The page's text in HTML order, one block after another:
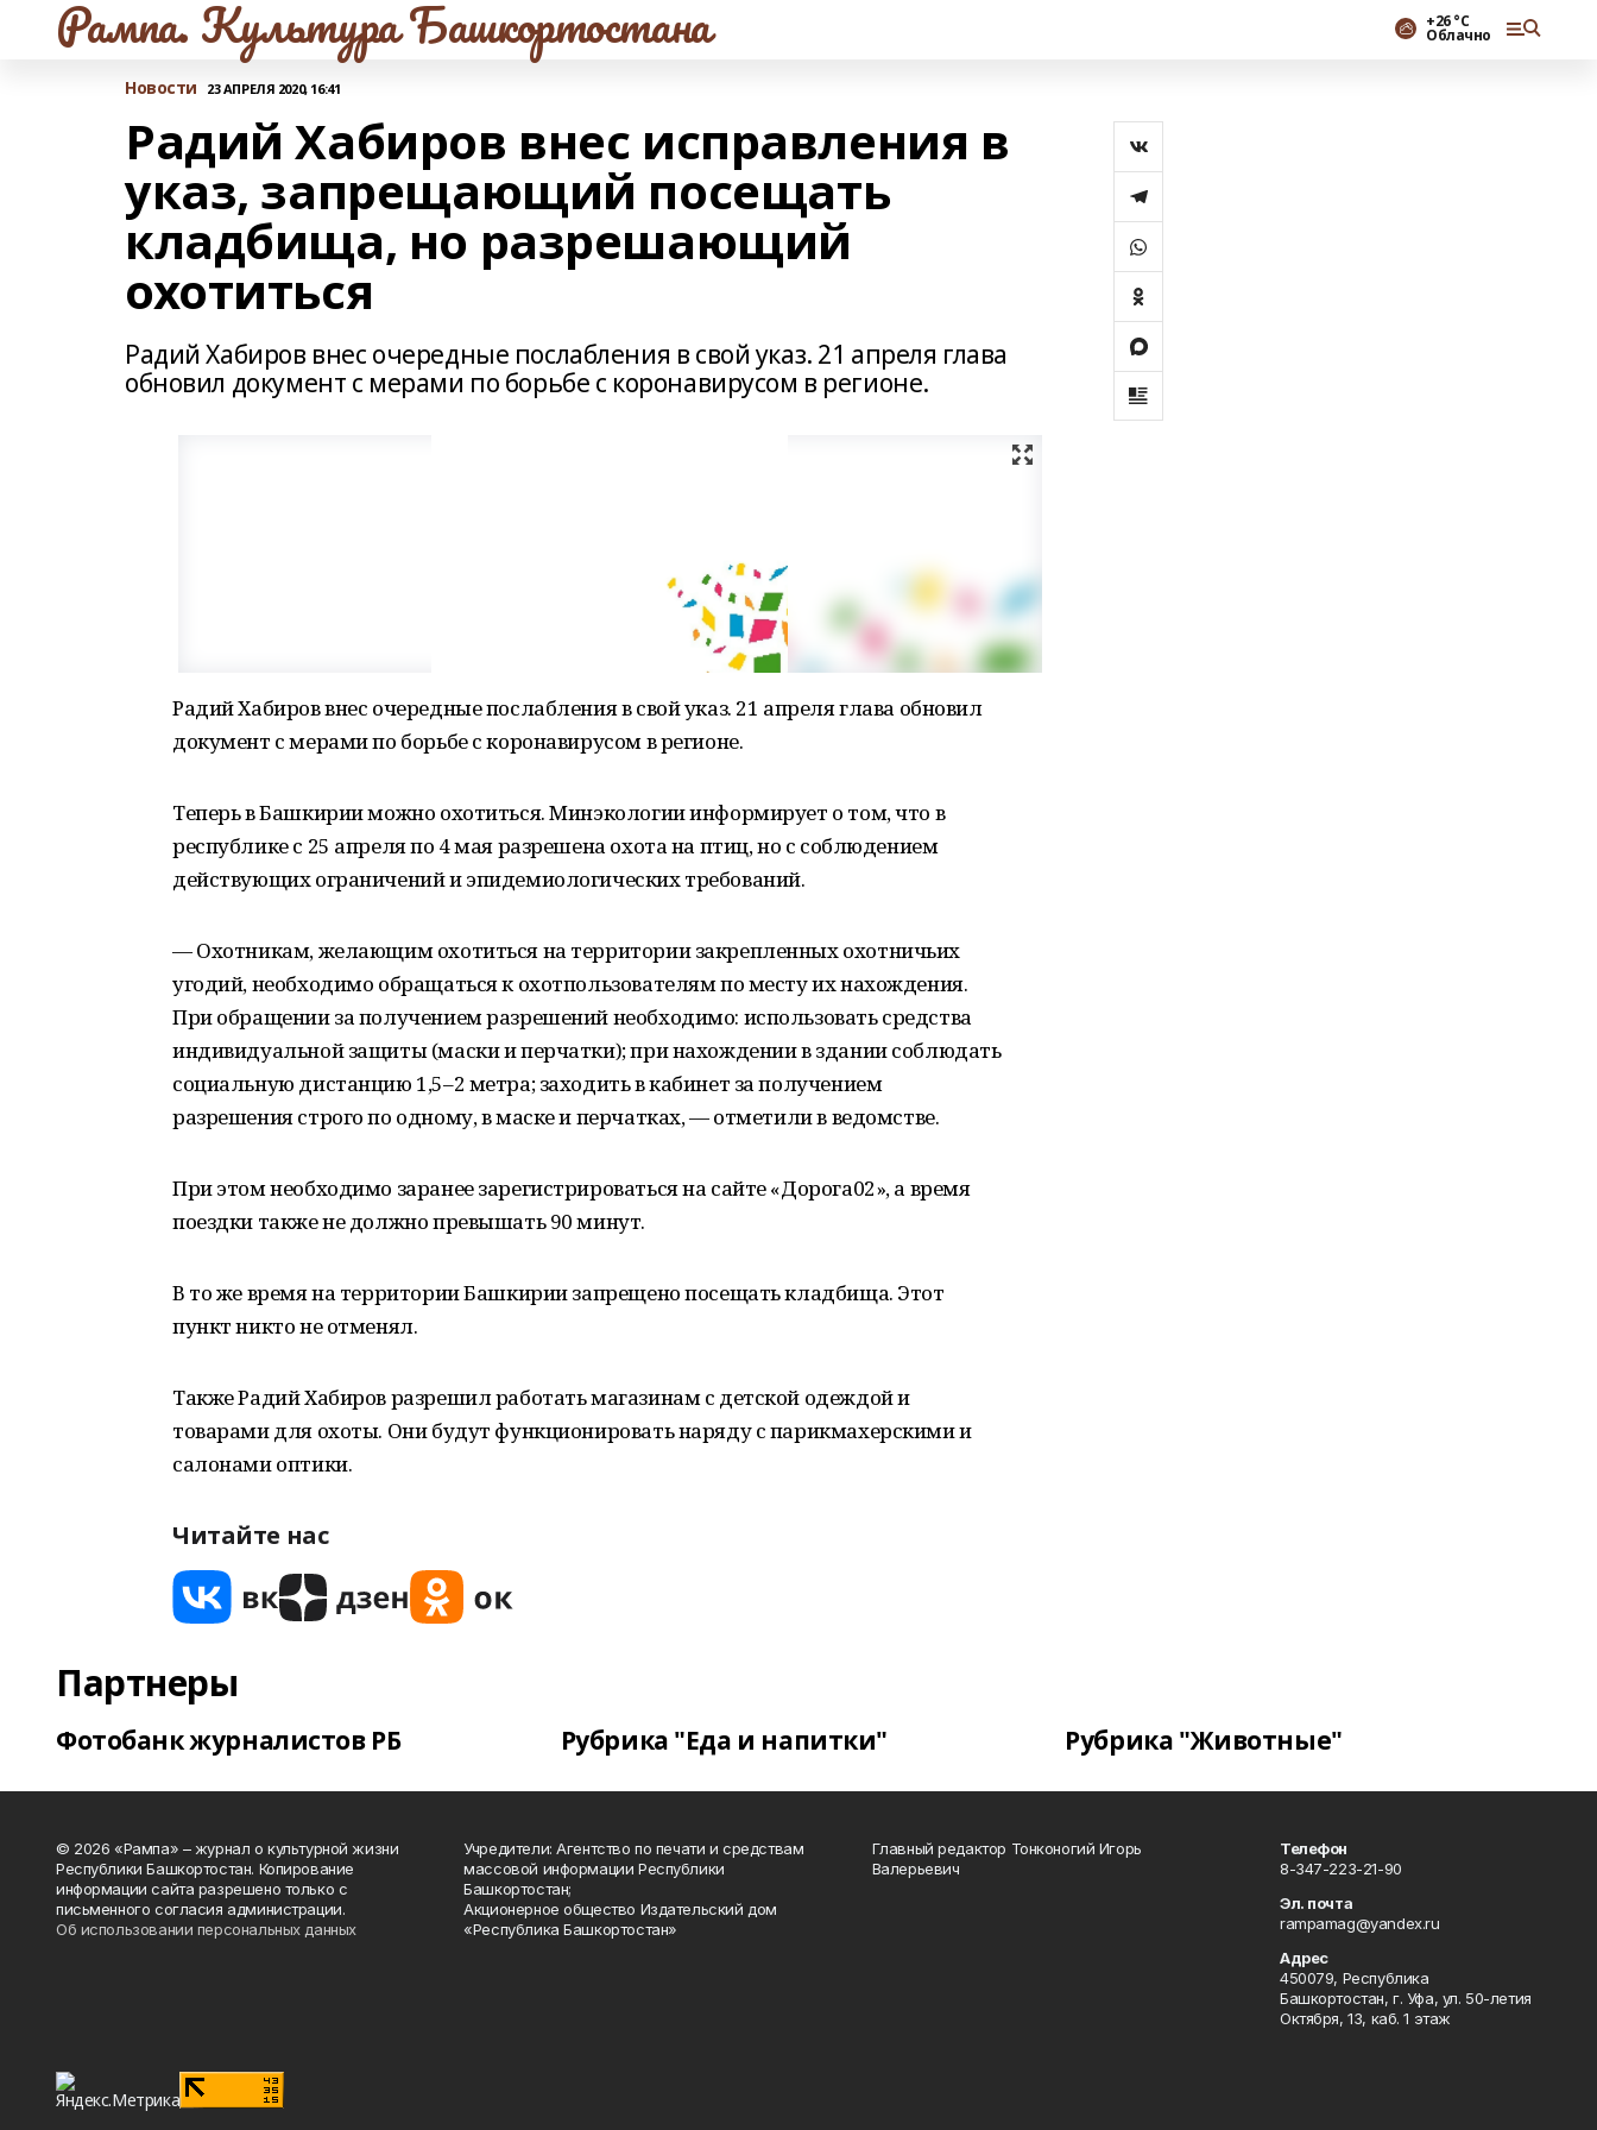
Рампа. Культура Башкортостана +26 °С
Облачно
Новости 23 АПРЕЛЯ 2020, 16:41
Радий Хабиров внес исправления в
указ, запрещающий посещать
кладбища, но разрешающий
охотиться
Радий Хабиров внес очередные послабления в свой указ. 21 апреля глава
обновил документ с мерами по борьбе с коронавирусом в регионе.
Радий Хабиров внес очередные послабления в свой указ. 21 апреля глава обновил
документ с мерами по борьбе с коронавирусом в регионе.
Теперь в Башкирии можно охотиться. Минэкологии информирует о том, что в
республике с 25 апреля по 4 мая разрешена охота на птиц, но с соблюдением
действующих ограничений и эпидемиологических требований.
— Охотникам, желающим охотиться на территории закрепленных охотничьих
угодий, необходимо обращаться к охотпользователям по месту их нахождения.
При обращении за получением разрешений необходимо: использовать средства
индивидуальной защиты (маски и перчатки); при нахождении в здании соблюдать
социальную дистанцию 1,5–2 метра; заходить в кабинет за получением
разрешения строго по одному, в маске и перчатках, — отметили в ведомстве.
При этом необходимо заранее зарегистрироваться на сайте «Дорога02», а время
поездки также не должно превышать 90 минут.
В то же время на территории Башкирии запрещено посещать кладбища. Этот
пункт никто не отменял.
Также Радий Хабиров разрешил работать магазинам с детской одеждой и
товарами для охоты. Они будут функционировать наряду с парикмахерскими и
салонами оптики.
Читайте нас
Партнеры
Фотобанк журналистов РБ Рубрика "Еда и напитки" Рубрика "Животные"
© 2026 «Рампа» – журнал о культурной жизни
Республики Башкортостан. Копирование
информации сайта разрешено только с
письменного согласия администрации.
Об использовании персональных данных
Учредители: Агентство по печати и средствам
массовой информации Республики
Башкортостан;
Акционерное общество Издательский дом
«Республика Башкортостан»
Главный редактор Тонконогий Игорь
Валерьевич
Телефон
8-347-223-21-90
Эл. почта
rampamag@yandex.ru
Адрес
450079, Республика
Башкортостан, г. Уфа, ул. 50-летия
Октября, 13, каб. 1 этаж